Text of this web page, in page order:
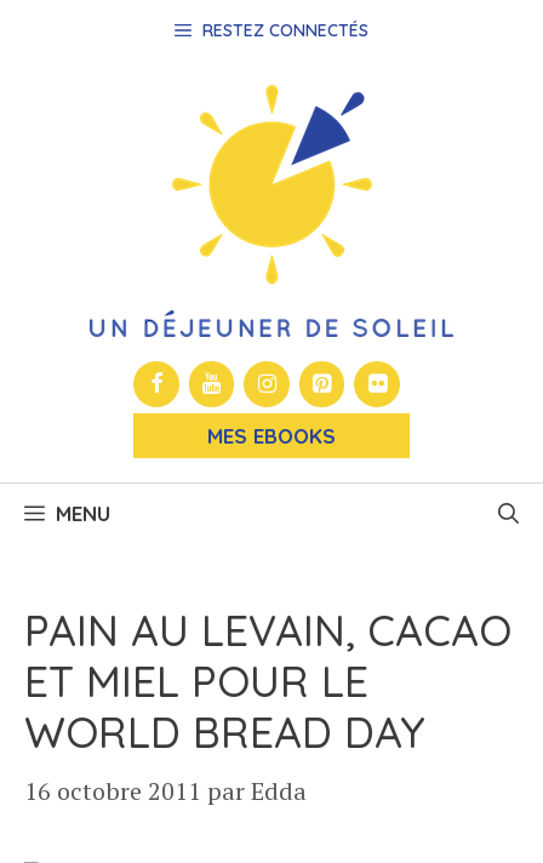
RESTEZ CONNECTÉS
MES EBOOKS
MENU
PAIN AU LEVAIN, CACAO
ET MIEL POUR LE
WORLD BREAD DAY
16 octobre 2011 parEdda